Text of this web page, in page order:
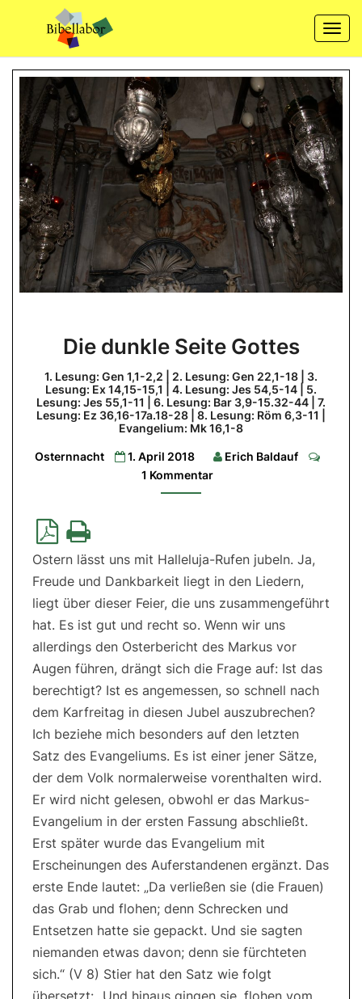
content
dunkle
Seite
Gottes
1.
Lesung:
1,1-
2,2
|
Lesung:
Lesung:
Ex
14,15-
15,1
|
Lesung:
Jes
54,5-
14
5.
Jes
11
6.
Bar
15.32-
|
Lesung:
36,16-
17a.18-
28
8.
Lesung:
Röm
6,3-
11
|
Evangelium:
Mk
Die dunkle Seite Gottes
1. Lesung: Gen 1,1-2,2 | 2. Lesung: Gen 22,1-18 | 3.
Lesung: Ex 14,15-15,1 | 4. Lesung: Jes 54,5-14 | 5.
Lesung: Jes 55,1-11 | 6. Lesung: Bar 3,9-15.32-44 | 7.
Lesung: Ez 36,16-17a.18-28 | 8. Lesung: Röm 6,3-11 |
Evangelium: Mk 16,1-8
Osternnacht 1. April 2018 Erich Baldauf
1 Kommentar
Ostern lässt uns mit Halleluja-Rufen jubeln. Ja,
Freude und Dankbarkeit liegt in den Liedern,
liegt über dieser Feier, die uns zusammengeführt
hat. Es ist gut und recht so. Wenn wir uns
allerdings den Osterbericht des Markus vor
Augen führen, drängt sich die Frage auf: Ist das
berechtigt? Ist es angemessen, so schnell nach
dem Karfreitag in diesen Jubel auszubrechen?
Ich beziehe mich besonders auf den letzten
Satz des Evangeliums. Es ist einer jener Sätze,
der dem Volk normalerweise vorenthalten wird.
Er wird nicht gelesen, obwohl er das Markus-
Evangelium in der ersten Fassung abschließt.
Erst später wurde das Evangelium mit
Erscheinungen des Auferstandenen ergänzt. Das
erste Ende lautet: „Da verließen sie (die Frauen)
das Grab und flohen; denn Schrecken und
Entsetzen hatte sie gepackt. Und sie sagten
niemanden etwas davon; denn sie fürchteten
sich.“ (V 8) Stier hat den Satz wie folgt
übersetzt: „Und hinaus gingen sie, flohen vom